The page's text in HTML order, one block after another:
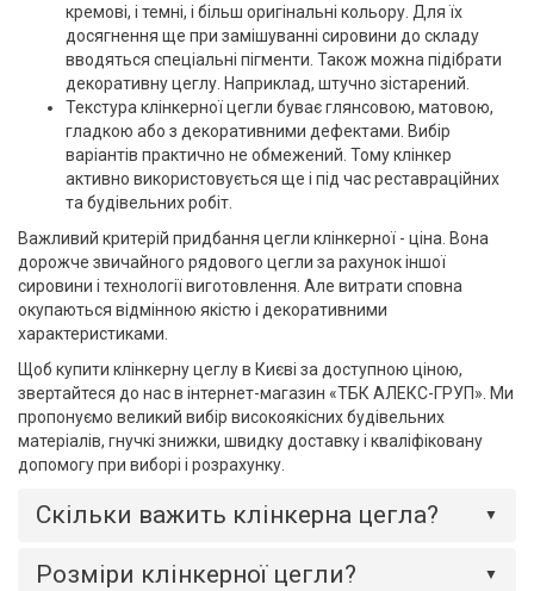
кремові, і темні, і більш оригінальні кольору. Для їх
досягнення ще при замішуванні сировини до складу
вводяться спеціальні пігменти. Також можна підібрати
декоративну цеглу. Наприклад, штучно зістарений.
Текстура клінкерної цегли буває глянсовою, матовою,
гладкою або з декоративними дефектами. Вибір
варіантів практично не обмежений. Тому клінкер
активно використовується ще і під час реставраційних
та будівельних робіт.
Важливий критерій придбання цегли клінкерної - ціна. Вона
дорожче звичайного рядового цегли за рахунок іншої
сировини і технології виготовлення. Але витрати сповна
окупаються відмінною якістю і декоративними
характеристиками.
Щоб купити клінкерну цеглу в Києві за доступною ціною,
звертайтеся до нас в інтернет-магазин «ТБК АЛЕКС-ГРУП». Ми
пропонуємо великий вибір високоякісних будівельних
матеріалів, гнучкі знижки, швидку доставку і кваліфіковану
допомогу при виборі і розрахунку.
Скільки важить клінкерна цегла? ▼
Розміри клінкерної цегли? ▼